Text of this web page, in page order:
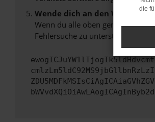
Wende dich an den
Wenn du alle oben genannten
Fehlersuche zu unterstützen:
die